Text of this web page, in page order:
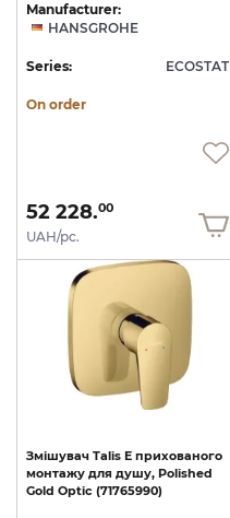
Manufacturer:
HANSGROHE
Series: ECOSTAT
On order
52 228.00
UAH/pc.
Змішувач Talis E прихованого
монтажу для душу, Polished
Gold Optic (71765990)